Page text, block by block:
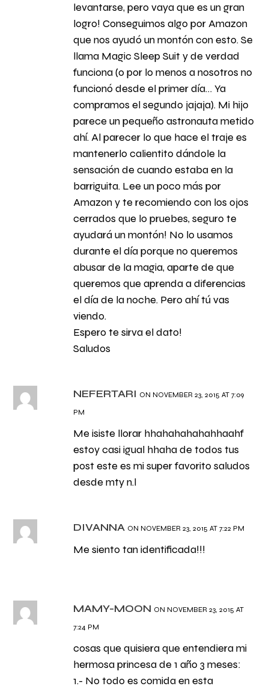
levantarse, pero vaya que es un gran
logro! Conseguimos algo por Amazon
que nos ayudó un montón con esto. Se
llama Magic Sleep Suit y de verdad
funciona (o por lo menos a nosotros no
funcionó desde el primer día… Ya
compramos el segundo jajaja). Mi hijo
parece un pequeño astronauta metido
ahí. Al parecer lo que hace el traje es
mantenerlo calientito dándole la
sensación de cuando estaba en la
barriguita. Lee un poco más por
Amazon y te recomiendo con los ojos
cerrados que lo pruebes, seguro te
ayudará un montón! No lo usamos
durante el día porque no queremos
abusar de la magia, aparte de que
queremos que aprenda a diferencias
el día de la noche. Pero ahí tú vas
viendo.
Espero te sirva el dato!
Saludos
NEFERTARI ON NOVEMBER 23, 2015 AT 7:09
PM
Me isiste llorar hhahahahahahhaahf
estoy casi igual hhaha de todos tus
post este es mi super favorito saludos
desde mty n.l
DIVANNA ON NOVEMBER 23, 2015 AT 7:22 PM
Me siento tan identificada!!!
MAMY-MOON ON NOVEMBER 23, 2015 AT
7:24 PM
cosas que quisiera que entendiera mi
hermosa princesa de 1 año 3 meses:
1.- No todo es comida en esta